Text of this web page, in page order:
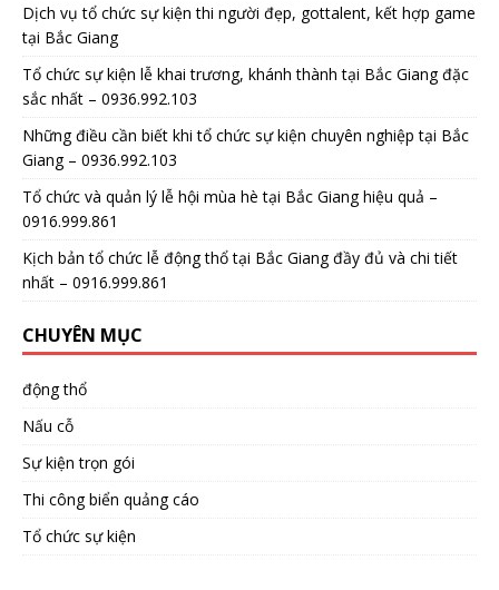
Dịch vụ tổ chức sự kiện thi người đẹp, gottalent, kết hợp game
tại Bắc Giang
Tổ chức sự kiện lễ khai trương, khánh thành tại Bắc Giang đặc
sắc nhất – 0936.992.103
Những điều cần biết khi tổ chức sự kiện chuyên nghiệp tại Bắc
Giang – 0936.992.103
Tổ chức và quản lý lễ hội mùa hè tại Bắc Giang hiệu quả –
0916.999.861
Kịch bản tổ chức lễ động thổ tại Bắc Giang đầy đủ và chi tiết
nhất – 0916.999.861
CHUYÊN MỤC
động thổ
Nấu cỗ
Sự kiện trọn gói
Thi công biển quảng cáo
Tổ chức sự kiện